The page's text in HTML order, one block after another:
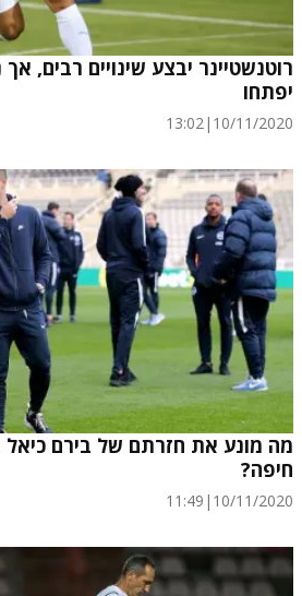
רוטנשטיינר יבצע שינויים רבים, אך
יפתחו
10/11/2020
|
13:02
מה מונע את חזרתם של בירם כיאל
חיפה?
10/11/2020
|
11:49